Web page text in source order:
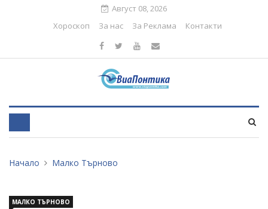
Август 08, 2026
Хороскоп
За нас За Реклама Контакти
Начало Малко Търново
МАЛКО ТЪРНОВО